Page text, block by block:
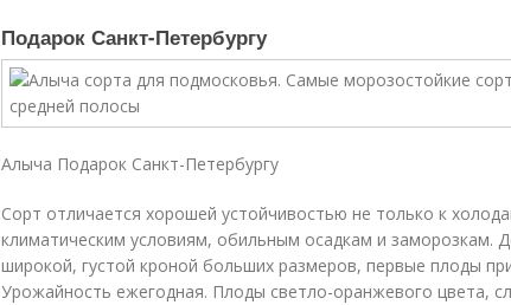
Подарок Санкт-Петербургу
Алыча Подарок Санкт-Петербургу
Сорт отличается хорошей устойчивостью не только к
климатическим условиям, обильным осадкам и заморозкам.
широкой, густой кроной больших размеров, первые плоды
Урожайность ежегодная. Плоды светло-оранжевого цвета,